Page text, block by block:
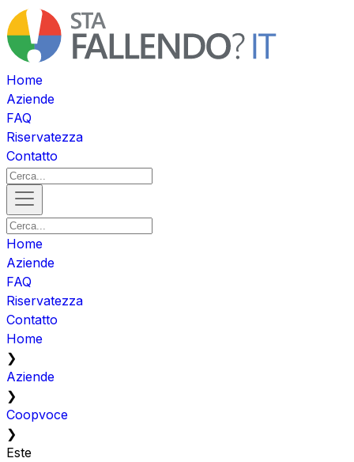
Home
Aziende
FAQ
Riservatezza
Contatto
Home
Aziende
FAQ
Riservatezza
Contatto
Home
❯
Aziende
❯
Coopvoce
❯
Este